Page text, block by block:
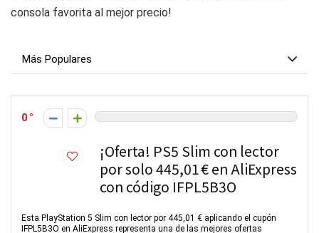
consola favorita al mejor precio!
Más Populares
0
¡Oferta! PS5 Slim con lector
por solo 445,01 € en AliExpress
con código IFPL5B3O
Esta PlayStation 5 Slim con lector por 445,01 € aplicando el cupón
IFPL5B3O en AliExpress representa una de las mejores ofertas